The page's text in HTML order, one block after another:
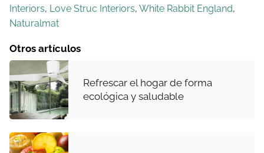
Interiors, Love Struc Interiors, White Rabbit England,
Naturalmat
Otros artículos
Refrescar el hogar de forma
ecológica y saludable